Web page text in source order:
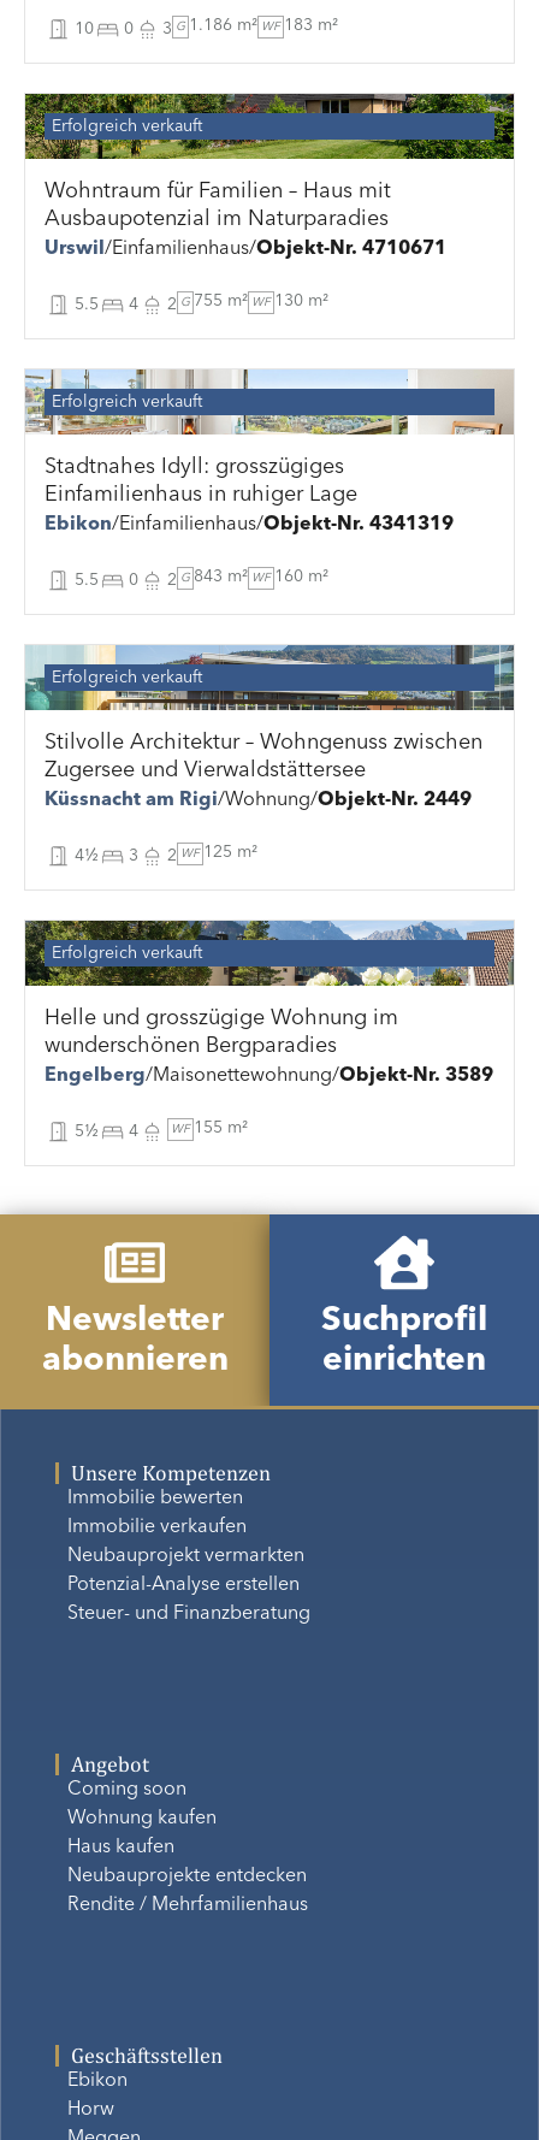
10 0 3 G 1.186 m² WF 183 m²
Erfolgreich verkauft
Wohntraum für Familien – Haus mit
Ausbaupotenzial im Naturparadies
Urswil Einfamilienhaus Objekt-Nr. 4710671
5.5 4 2 G 755 m² WF 130 m²
Erfolgreich verkauft
Stadtnahes Idyll: grosszügiges
Einfamilienhaus in ruhiger Lage
Ebikon Einfamilienhaus Objekt-Nr. 4341319
5.5 0 2 G 843 m² WF 160 m²
Erfolgreich verkauft
Stilvolle Architektur – Wohngenuss zwischen
Zugersee und Vierwaldstättersee
Küssnacht am Rigi Wohnung Objekt-Nr. 2449
4½ 3 2 WF 125 m²
Erfolgreich verkauft
Helle und grosszügige Wohnung im
wunderschönen Bergparadies
Engelberg Maisonettewohnung Objekt-Nr. 3589
5½ 4 WF 155 m²
Newsletter
abonnieren
Suchprofil
einrichten
Unsere Kompetenzen
Immobilie bewerten
Immobilie verkaufen
Neubauprojekt vermarkten
Potenzial-Analyse erstellen
Steuer- und Finanzberatung
Angebot
Coming soon
Wohnung kaufen
Haus kaufen
Neubauprojekte entdecken
Rendite / Mehrfamilienhaus
Geschäftsstellen
Ebikon
Horw